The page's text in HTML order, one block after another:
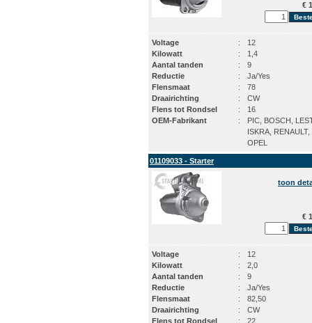
€
Voltage :
12
Kilowatt
:
1,4
Aantal tanden
:
9
Reductie
:
Ja/Yes
Flensmaat
:
78
Draairichting
:
CW
Flens tot Rondsel
:
16
OEM-Fabrikant
:
PIC, BOSCH,
ISKRA, RENAULT,
OPEL
01109033 - Starter
toon
€
Voltage :
12
Kilowatt
:
2,0
Aantal tanden
:
9
Reductie
:
Ja/Yes
Flensmaat
:
82,50
Draairichting
:
CW
Flens tot Rondsel
:
22